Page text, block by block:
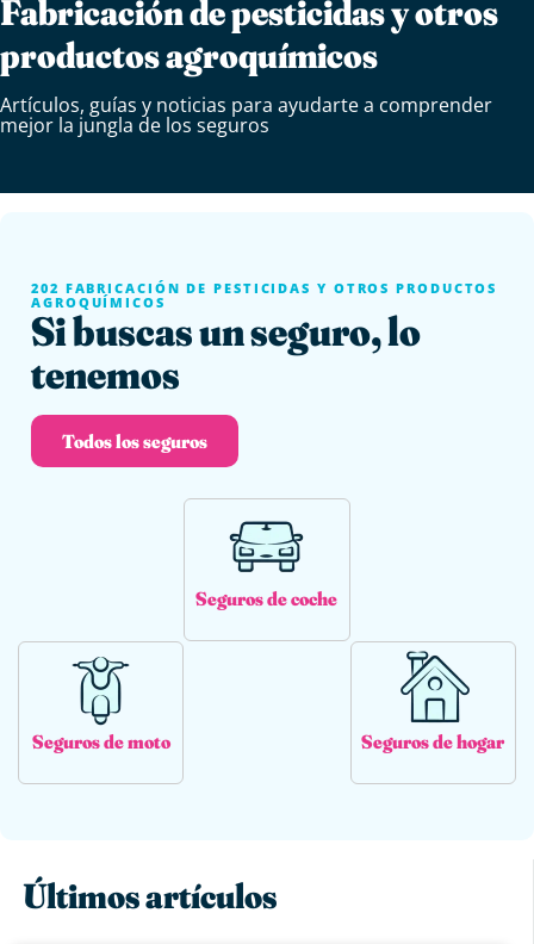
Fabricación de pesticidas y otros
productos agroquímicos
Artículos, guías y noticias para ayudarte a comprender
mejor la jungla de los seguros
202 FABRICACIÓN DE PESTICIDAS Y OTROS PRODUCTOS
AGROQUÍMICOS
Si buscas un seguro, lo
tenemos
Todos los seguros
Seguros de coche
Seguros de moto Seguros de hogar
Últimos artículos